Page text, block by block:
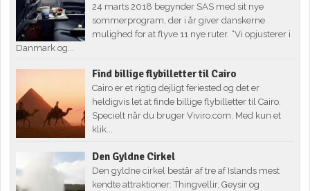
24 marts 2018 begynder SAS med sit nye
sommerprogram, der i år giver danskerne
mulighed for at flyve 11 nye ruter. “Vi opjusterer i
Danmark og...
Find billige flybilletter til Cairo
Cairo er et rigtig dejligt feriested og det er
heldigvis let at finde billige flybilletter til Cairo.
Specielt når du bruger Viviro.com. Med kun et
klik...
Den Gyldne Cirkel
Den gyldne cirkel består af tre af Islands mest
kendte attraktioner: Thingvellir, Geysir og